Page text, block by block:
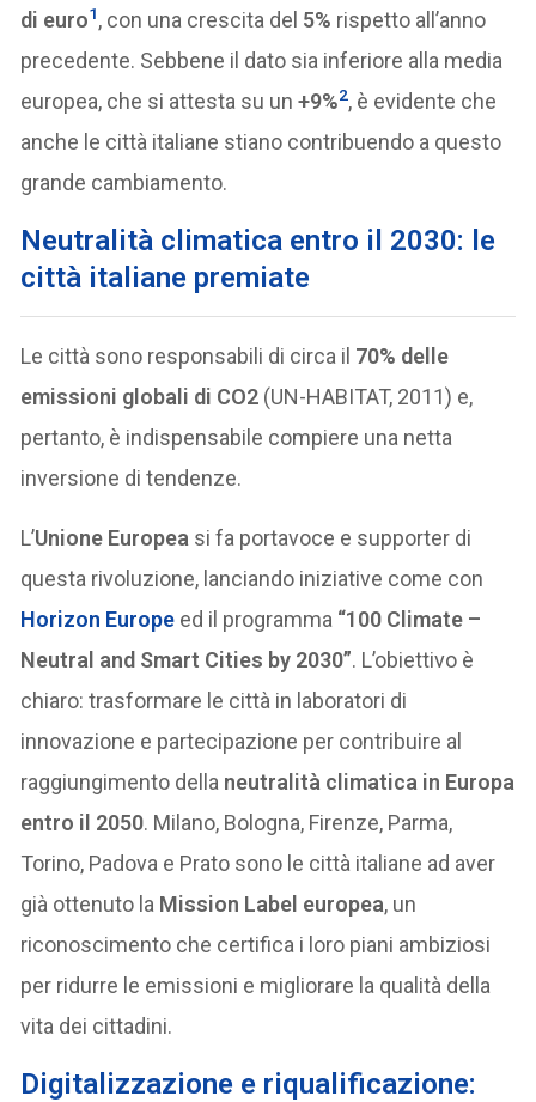
di euro1, con una crescita del 5% rispetto all’anno
precedente. Sebbene il dato sia inferiore alla media
europea, che si attesta su un+9%2, è evidente che
anche le città italiane stiano contribuendo a questo
grande cambiamento.
Neutralità climatica entro il 2030: le
città italiane premiate
Le città sono responsabili di circa il 70% delle
emissioni globali di CO2 (UN-HABITAT, 2011) e,
pertanto, è indispensabile compiere una netta
inversione di tendenze.
L’Unione Europea si fa portavoce e supporter di
questa rivoluzione, lanciando iniziative come con
Horizon Europe ed il programma “100 Climate –
Neutral and Smart Cities by 2030”. L’obiettivo è
chiaro: trasformare le città in laboratori di
innovazione e partecipazione per contribuire al
raggiungimento della neutralità climatica in Europa
entro il 2050. Milano, Bologna, Firenze, Parma,
Torino, Padova e Prato sono le città italiane ad aver
già ottenuto la Mission Label europea, un
riconoscimento che certifica i loro piani ambiziosi
per ridurre le emissioni e migliorare la qualità della
vita dei cittadini.
Digitalizzazione e riqualificazione: